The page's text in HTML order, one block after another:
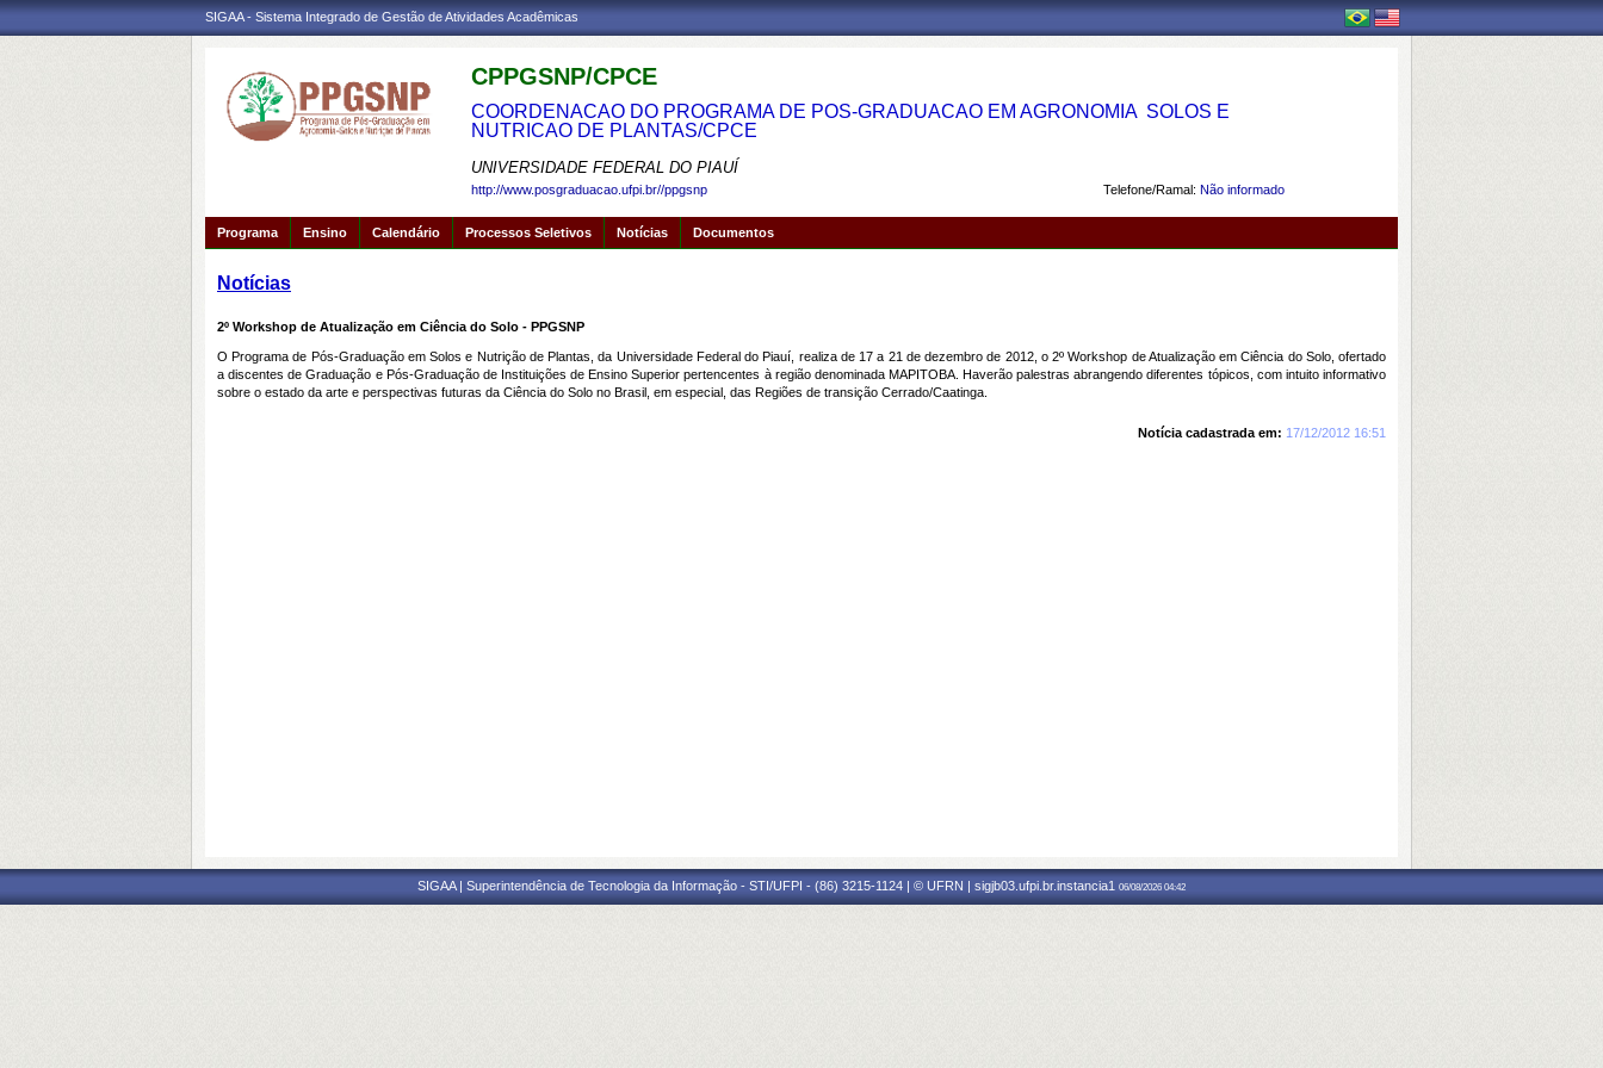
SIGAA - Sistema Integrado de Gestão de Atividades Acadêmicas
CPPGSNP/CPCE
COORDENACAO DO PROGRAMA DE POS-GRADUACAO EM AGRONOMIA  SOLOS E
NUTRICAO DE PLANTAS/CPCE
UNIVERSIDADE FEDERAL DO PIAUÍ
Telefone/Ramal: Não informado
http://www.posgraduacao.ufpi.br//ppgsnp
Programa Ensino Calendário Processos Seletivos Notícias Documentos
Notícias
2º Workshop de Atualização em Ciência do Solo - PPGSNP
O Programa de Pós-Graduação em Solos e Nutrição de Plantas, da Universidade Federal do Piauí, realiza de 17 a 21 de dezembro de 2012, o 2º Workshop de Atualização em Ciência do Solo, ofertado
a discentes de Graduação e Pós-Graduação de Instituições de Ensino Superior pertencentes à região denominada MAPITOBA. Haverão palestras abrangendo diferentes tópicos, com intuito informativo
sobre o estado da arte e perspectivas futuras da Ciência do Solo no Brasil, em especial, das Regiões de transição Cerrado/Caatinga.
Notícia cadastrada em: 17/12/2012 16:51
SIGAA | Superintendência de Tecnologia da Informação - STI/UFPI - (86) 3215-1124 | © UFRN | sigjb03.ufpi.br.instancia1 06/08/2026 04:42